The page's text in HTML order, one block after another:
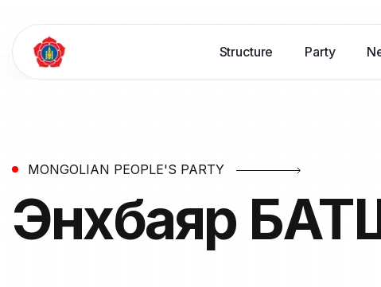
Structure Party
MONGOLIAN PEOPLE'S PARTY
Энхбаяр